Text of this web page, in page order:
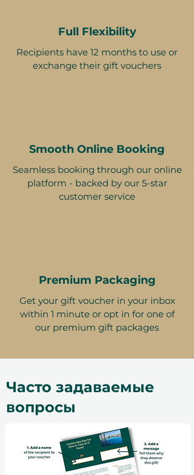
Full Flexibility
Recipients have 12 months to use or
exchange their gift vouchers
Smooth Online Booking
Seamless booking through our online
platform - backed by our 5-star
customer service
Premium Packaging
Get your gift voucher in your inbox
within 1 minute or opt in for one of
our premium gift packages
Часто задаваемые
вопросы